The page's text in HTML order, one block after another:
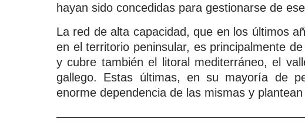
hayan sido concedidas para gestionarse de
La red de alta capacidad, que en los últimos
en el territorio peninsular, es principalmente
y cubre también el litoral mediterráneo, el
gallego. Estas últimas, en su mayoría de
enorme dependencia de las mismas y